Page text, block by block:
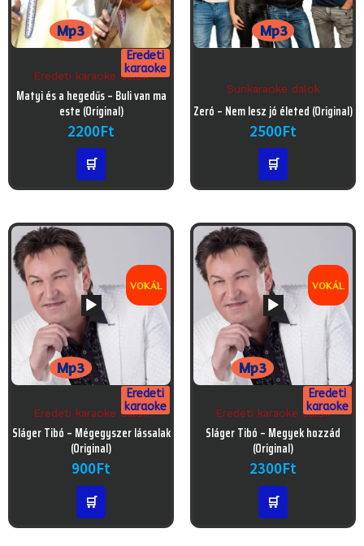
Eredeti
karaoke
Mp3
Eredeti karaoke dalok
Audió
lejátszó
Matyi és a hegedűs – Buli van ma
este (Original)
2200Ft
🛒
Mp3
Sunkaraoke dalok
Audió
lejátszó
Zeró – Nem lesz jó életed (Original)
2500Ft
🛒
VOKÁL
Eredeti
karaoke
Mp3
Eredeti karaoke dalok
Audió
lejátszó
Sláger Tibó – Mégegyszer lássalak
(Original)
900Ft
🛒
VOKÁL
Eredeti
karaoke
Mp3
Eredeti karaoke dalok
Audió
lejátszó
Sláger Tibó – Megyek hozzád
(Original)
2300Ft
🛒